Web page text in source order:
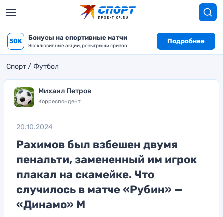
50K Бонусы на спортивные матчи
Эксклюзивные акции, розыгрыши призов
Подробнее
Спорт Футбол
Михаил Петров
Корреспондент
20.10.2024
Рахимов был взбешен двумя
пенальти, замененный им игрок
плакал на скамейке. Что
случилось в матче «Рубин» —
«Динамо» М